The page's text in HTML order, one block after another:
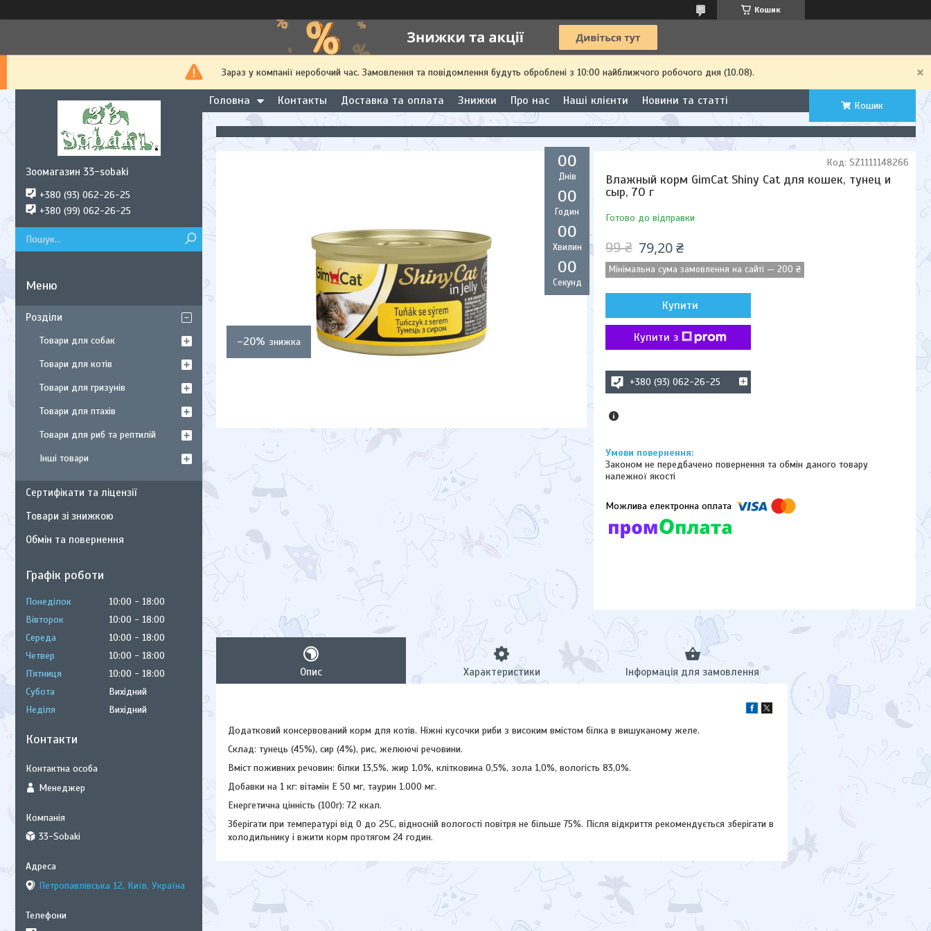
Кошик
Зараз у компанії неробочий час. Замовлення та повідомлення будуть оброблені з 10:00 найближчого робочого дня (10.08).
Головна Контакты Доставка та оплата Знижки Про нас Наші клієнти Новини та статті Кошик
00
Днів
00
Годин
00
Хвилин
00
Секунд
–20%
Влажный корм GimCat Shiny Cat для кошек, тунец и
сыр, 70 г
Готово до відправки
Код: SZ1111148266
99 ₴ 79,20 ₴
Мінімальна сума замовлення на сайті — 200 ₴
Купити
Купити з
+380 (93) 062-26-25
Законом не передбачено повернення та обмін даного товару
належної якості
Опис Характеристики Інформація для замовлення
Додатковий консервований корм для котів. Ніжні кусочки риби з високим вмістом білка в вишуканому желе.
Склад: тунець (45%), сир (4%), рис, желюючі речовини.
Вміст поживних речовин: білки 13,5%, жир 1,0%, клітковина 0,5%, зола 1,0%, вологість 83,0%.
Добавки на 1 кг: вітамін Е 50 мг, таурин 1.000 мг.
Енергетична цінність (100г): 72 ккал.
Зберігати при температурі від 0 до 25С, відносній вологості повітря не більше 75%. Після відкриття рекомендується зберігати в
холодильнику і вжити корм протягом 24 годин.
Зоомагазин 33-sobaki
+380 (93) 062-26-25
+380 (99) 062-26-25
Розділи
Товари для собак
Товари для котів
Товари для гризунів
Товари для птахів
Товари для риб та рептилій
Інші товари
Сертифікати та ліцензії
Товари зі знижкою
Обмін та повернення
Графік роботи
Понеділок 10:00
18:00
Вівторок
10:00
18:00
Середа
10:00
18:00
Четвер
10:00
18:00
Пʼятниця
10:00
18:00
Субота
Вихідний
Неділя
Вихідний
Контакти
Менеджер
33-Sobaki
Петропавлівська 12, Київ, Україна